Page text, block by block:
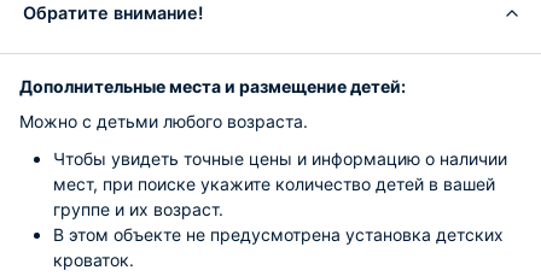
Обратите внимание!
Дополнительные места и размещение детей:
Можно с детьми любого возраста.
Чтобы увидеть точные цены и информацию о наличии
мест, при поиске укажите количество детей в вашей
группе и их возраст.
В этом объекте не предусмотрена установка детских
кроваток.